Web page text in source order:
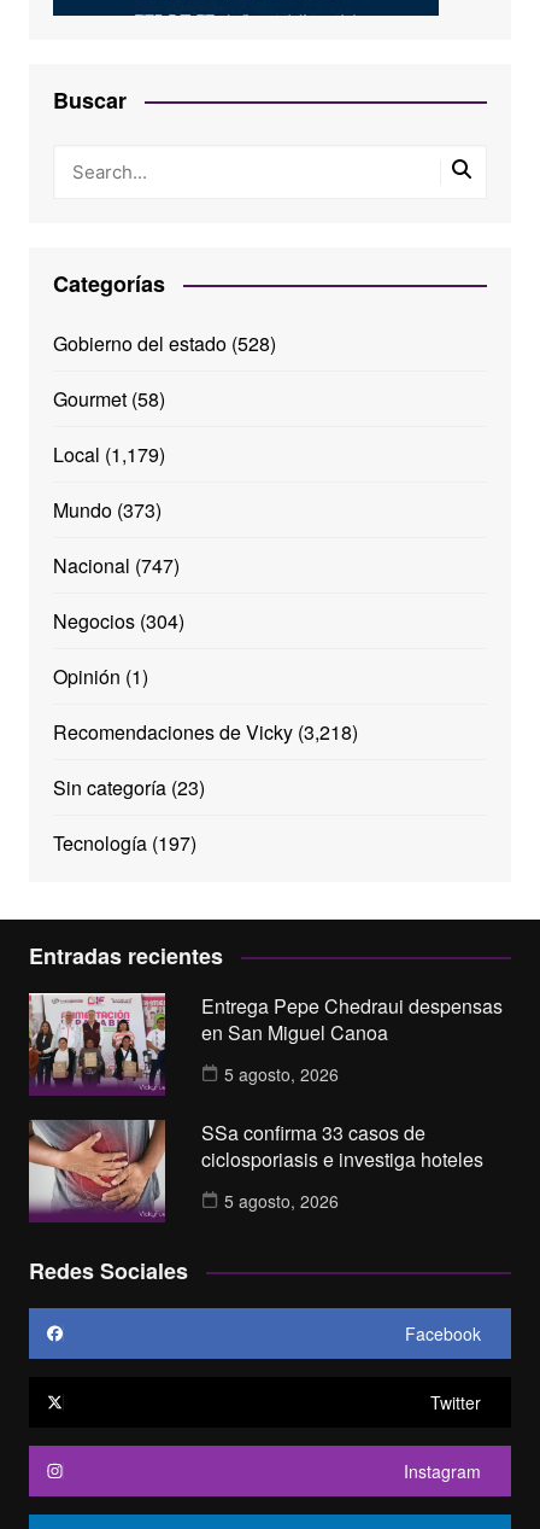
Buscar
Categorías
Gobierno del estado(528)
Gourmet(58)
Local (1,179)
Mundo(373)
Nacional (747)
Negocios(304)
Opinión (1)
Recomendaciones de Vicky(3,218)
Sin categoría(23)
Tecnología(197)
Entradas recientes
Entrega Pepe Chedraui despensas
en San Miguel Canoa
5 agosto, 2026
SSa confirma 33 casos de
ciclosporiasis e investiga hoteles
5 agosto, 2026
Redes Sociales
Facebook
Twitter
Instagram